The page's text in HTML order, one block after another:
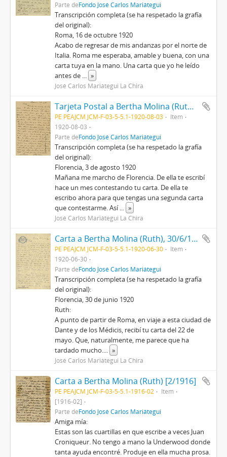
Parte deFondo José Carlos Mariátegui
Transcripción completa (se ha respetado la grafía
del original):
Roma, 16 de octubre 1920
Acabo de regresar de mis andanzas por el norte de
Italia. Roma me esperaba, amable y buena, con una
carta tuya en la mano. Una carta que yo he leído
antes de ... »
José Carlos Mariátegui La Chira
Tarjeta Postal a Bertha Molina (Ruth), 3/8/1920
PE PEAJCM JCM-F-03-5-5.1-1920-08-03
Item
1920-08-03
Parte deFondo José Carlos Mariátegui
Transcripción completa (se ha respetado la grafía
del original):
Florencia, 3 de agosto 1920
Mañana me marcho de Florencia. De ella te escribí
hace un mes contestando tu carta. De ella te
escribo ahora para que tengas una segunda carta
que contestarme. Así... »
José Carlos Mariátegui La Chira
Carta a Bertha Molina (Ruth), 30/6/1920
PE PEAJCM JCM-F-03-5-5.1-1920-06-30
Item
1920-06-30
Parte deFondo José Carlos Mariátegui
Transcripción completa (se ha respetado la grafía
del original):
Florencia, 30 de junio 1920
Ruth:
A punto de partir de Roma, en viaje a esta ciudad de
Dante y de los Médicis, recibí tu carta del 22 de
mayo. Que, naturalmente, me parece que ha
tardado mucho.... »
José Carlos Mariátegui La Chira
Carta a Bertha Molina (Ruth) [2/1916]
PE PEAJCM JCM-F-03-5-5.1-1916-02
Item
[1916-02]
Parte deFondo José Carlos Mariátegui
Amiga mía:
Estas son las cuartillas en que escribe a veces Juan
Croniqueur. No tengo a mano la Underwood donde
tanta ayuda encontré. Produje en ella mucha prosa.